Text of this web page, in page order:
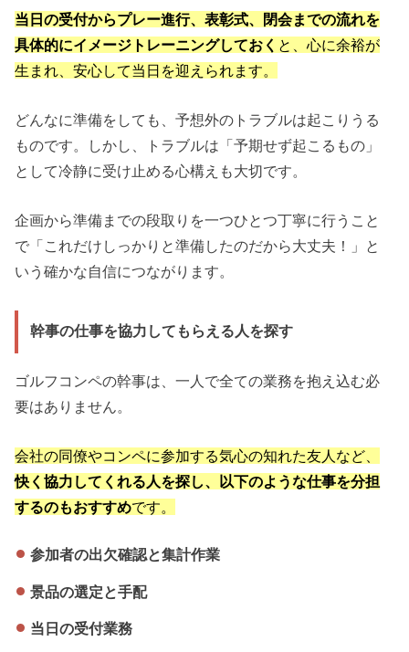
当日の受付からプレー進行、表彰式、閉会までの流れを
具体的にイメージトレーニングしておく と、心に余裕が
生まれ、安心して当日を迎えられます。
どんなに準備をしても、予想外のトラブルは起こりうる
ものです。しかし、トラブルは「予期せず起こるもの」
として冷静に受け止める心構えも大切です。
企画から準備までの段取りを一つひとつ丁寧に行うこと
で「これだけしっかりと準備したのだから大丈夫！」と
いう確かな自信につながります。
幹事の仕事を協力してもらえる人を探す
ゴルフコンペの幹事は、一人で全ての業務を抱え込む必
要はありません。
会社の同僚やコンペに参加する気心の知れた友人など、
快く協力してくれる人を探し、以下のような仕事を分担
するのもおすすめです。
参加者の出欠確認と集計作業
景品の選定と手配
当日の受付業務